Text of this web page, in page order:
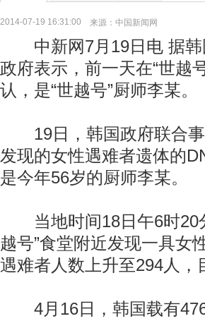
2014-07-19 16:31:00 来源： 中国新闻网
中新网7月19日电 据韩
政府表示，前一天在“世越
认，是“世越号”厨师李某。
19日，韩国政府联合事
发现的女性遇难者遗体的
是今年56岁的厨师李某。
当地时间18日午6时20
越号”食堂附近发现一具女
遇难者人数上升至294人
4月16日，韩国载有476